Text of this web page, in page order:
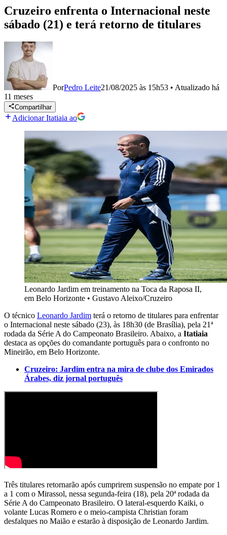
Cruzeiro enfrenta o Internacional neste
sábado (21) e terá retorno de titulares
PorPedro Leite21/08/2025 às 15h53 • Atualizado há
11 meses
Compartilhar
Adicionar Itatiaia ao
Leonardo Jardim em treinamento na Toca da Raposa II,
em Belo Horizonte • Gustavo Aleixo/Cruzeiro
O técnico Leonardo Jardim terá o retorno de titulares para enfrentar
o Internacional neste sábado (23), às 18h30 (de Brasília), pela 21ª
rodada da Série A do Campeonato Brasileiro. Abaixo, a Itatiaia
destaca as opções do comandante português para o confronto no
Mineirão, em Belo Horizonte.
Cruzeiro: Jardim entra na mira de clube dos Emirados
Árabes, diz jornal português
Três titulares retornarão após cumprirem suspensão no empate por 1
a 1 com o Mirassol, nessa segunda-feira (18), pela 20ª rodada da
Série A do Campeonato Brasileiro. O lateral-esquerdo Kaiki, o
volante Lucas Romero e o meio-campista Christian foram
desfalques no Maião e estarão à disposição de Leonardo Jardim.